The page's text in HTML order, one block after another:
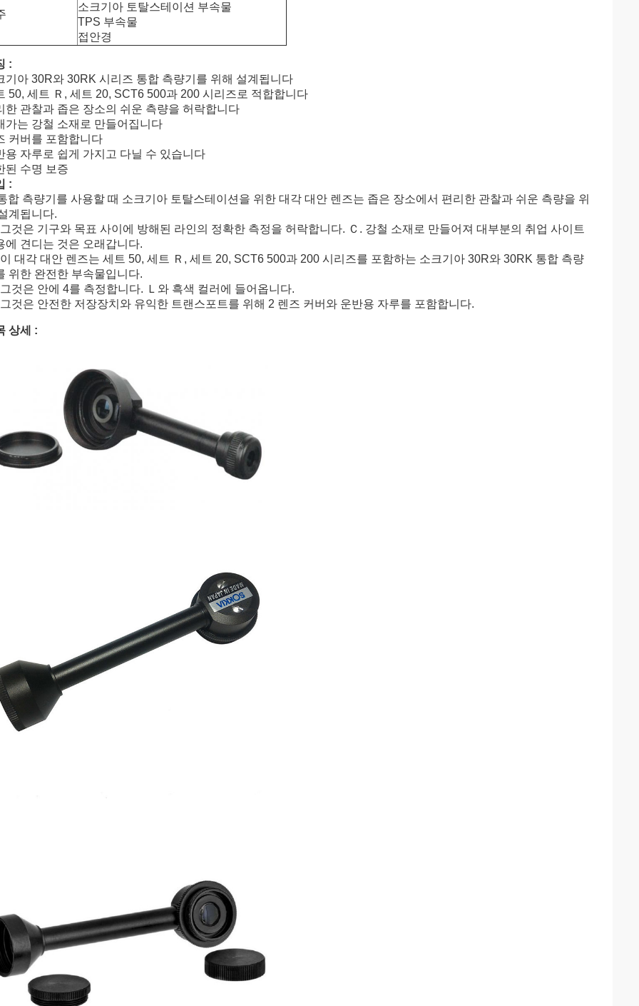
소크기아 토탈스테이션 부속물
TPS 부속물
접안경
:
기아 30R와 30RK 시리즈 통합 측량기를 위해 설계됩니다
50, 세트 Ｒ, 세트 20, SCT6 500과 200 시리즈로 적합합니다
한 관찰과 좁은 장소의 쉬운 측량을 허락합니다
가는 강철 소재로 만들어집니다
커버를 포함합니다
용 자루로 쉽게 가지고 다닐 수 있습니다
된 수명 보증
:
합 측량기를 사용할 때 소크기아 토탈스테이션을 위한 대각 대안 렌즈는 좁은 장소에서 편리한 관찰과 쉬운 측량을 위
계됩니다.
것은 기구와 목표 사이에 방해된 라인의 정확한 측정을 허락합니다. Ｃ. 강철 소재로 만들어져 대부분의 취업 사이트
에 견디는 것은 오래갑니다.
대각 대안 렌즈는 세트 50, 세트 Ｒ, 세트 20, SCT6 500과 200 시리즈를 포함하는 소크기아 30R와 30RK 통합 측량
위한 완전한 부속물입니다.
것은 안에 4를 측정합니다. Ｌ와 흑색 컬러에 들어옵니다.
것은 안전한 저장장치와 유익한 트랜스포트를 위해 2 렌즈 커버와 운반용 자루를 포함합니다.
상세 :